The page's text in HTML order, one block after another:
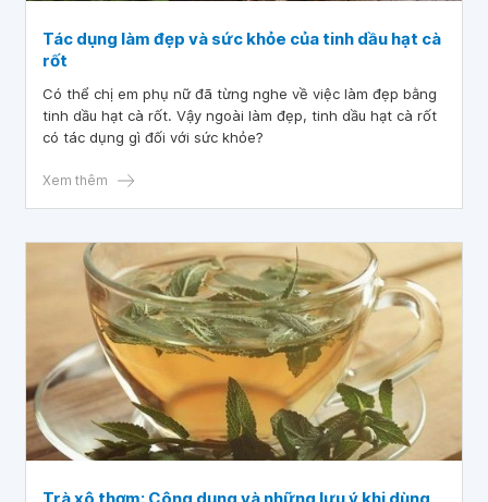
Tác dụng làm đẹp và sức khỏe của tinh dầu hạt cà
rốt
Có thể chị em phụ nữ đã từng nghe về việc làm đẹp bằng
tinh dầu hạt cà rốt. Vậy ngoài làm đẹp, tinh dầu hạt cà rốt
có tác dụng gì đối với sức khỏe?
Xem thêm